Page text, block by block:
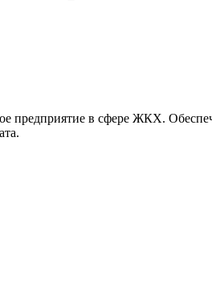
предприятие в сфере ЖКХ.